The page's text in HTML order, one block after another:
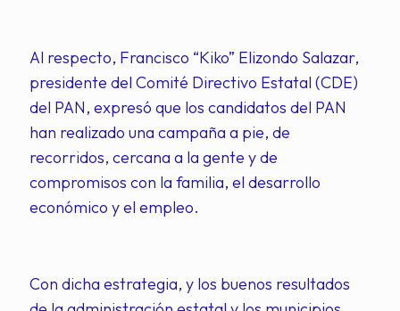
Al respecto, Francisco “Kiko” Elizondo Salazar,
presidente del Comité Directivo Estatal (CDE)
del PAN, expresó que los candidatos del PAN
han realizado una campaña a pie, de
recorridos, cercana a la gente y de
compromisos con la familia, el desarrollo
económico y el empleo.
Con dicha estrategia, y los buenos resultados